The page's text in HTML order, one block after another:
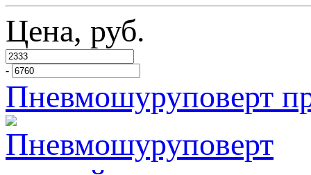
Цена, руб.
-
Пневмошуруповерт